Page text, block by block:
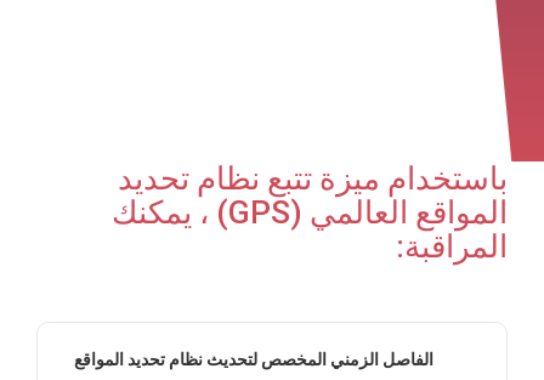
باستخدام ميزة تتبع نظام تحديد
المواقع العالمي (GPS) ، يمكنك
المراقبة:
الفاصل الزمني المخصص لتحديث نظام تحديد المواقع